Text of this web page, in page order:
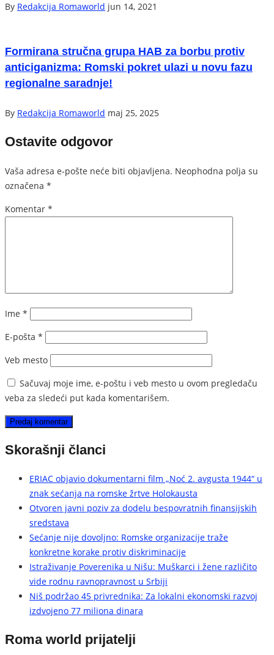
By Redakcija Romaworld jun 14, 2021
Formirana stručna grupa HAB za borbu protiv
anticiganizma: Romski pokret ulazi u novu fazu
regionalne saradnje!
By Redakcija Romaworld maj 25, 2025
Ostavite odgovor
Vaša adresa e-pošte neće biti objavljena. Neophodna polja su
označena *
Komentar *
Ime *
E-pošta *
Veb mesto
Sačuvaj moje ime, e-poštu i veb mesto u ovom pregledaču
veba za sledeći put kada komentarišem.
Skorašnji članci
ERIAC objavio dokumentarni film „Noć 2. avgusta 1944“ u
znak sećanja na romske žrtve Holokausta
Otvoren javni poziv za dodelu bespovratnih finansijskih
sredstava
Sećanje nije dovoljno: Romske organizacije traže
konkretne korake protiv diskriminacije
Istraživanje Poverenika u Nišu: Muškarci i žene različito
vide rodnu ravnopravnost u Srbiji
Niš podržao 45 privrednika: Za lokalni ekonomski razvoj
izdvojeno 77 miliona dinara
Roma world prijatelji